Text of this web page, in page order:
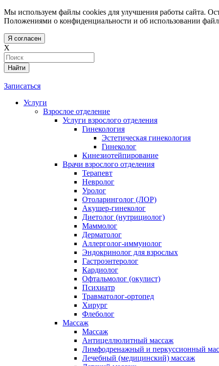
Мы используем файлы cookies для улучшения работы сайта.
Положениями о конфиденциальности и об использовании
Я согласен
X
Найти
Записаться
Услуги
Взрослое отделение
Услуги взрослого отделения
Гинекология
Эстетическая гинекология
Гинеколог
Кинезиотейпирование
Врачи взрослого отделения
Терапевт
Невролог
Уролог
Отоларинголог (ЛОР)
Акушер-гинеколог
Диетолог (нутрициолог)
Маммолог
Дерматолог
Аллерголог-иммунолог
Эндокринолог для взрослых
Гастроэнтеролог
Кардиолог
Офтальмолог (окулист)
Психиатр
Травматолог-ортопед
Хирург
Флеболог
Массаж
Массаж
Антицеллюлитный массаж
Лимфодренажный и перкуссионный
Лечебный (медицинский) массаж